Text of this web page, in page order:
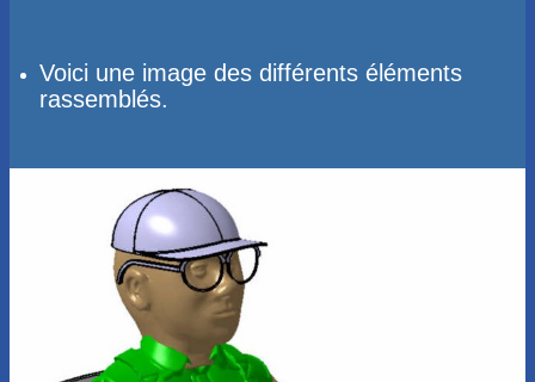
Voici une image des différents éléments
rassemblés.